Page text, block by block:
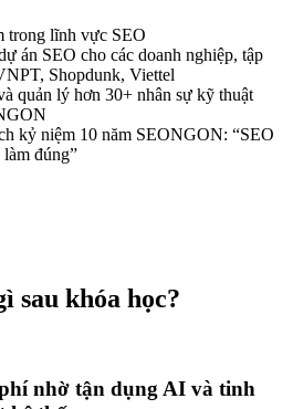
trong lĩnh vực SEO
án SEO cho các doanh nghiệp, tập
Shopdunk, Viettel
quản lý hơn 30+ nhân sự kỹ thuật
kỷ niệm 10 năm SEONGON: “SEO
đúng”
sau khóa học?
nhờ tận dụng AI và tinh